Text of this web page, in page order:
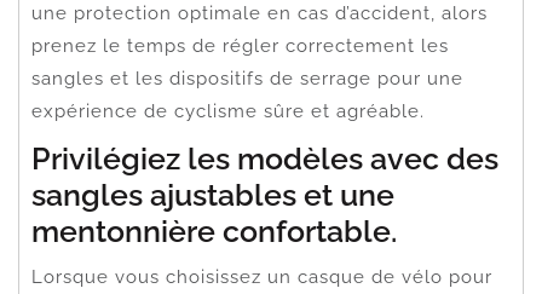
une protection optimale en cas d’accident, alors
prenez le temps de régler correctement les
sangles et les dispositifs de serrage pour une
expérience de cyclisme sûre et agréable.
Privilégiez les modèles avec des
sangles ajustables et une
mentonnière confortable.
Lorsque vous choisissez un casque de vélo pour